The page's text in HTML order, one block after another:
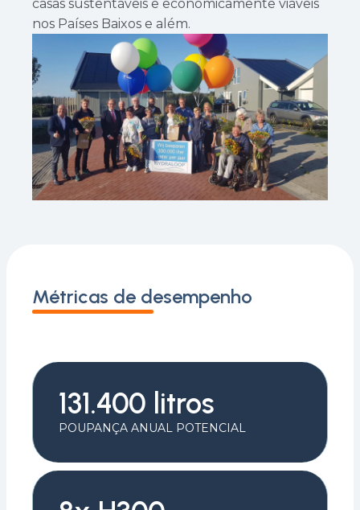
casas sustentáveis e economicamente viáveis
nos Países Baixos e além.
Métricas de desempenho
131.400 litros
POUPANÇA ANUAL POTENCIAL